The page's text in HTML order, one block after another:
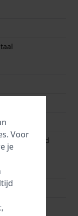
ontspiegeld
. Voor
je